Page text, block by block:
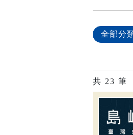
全部分
共 23 筆